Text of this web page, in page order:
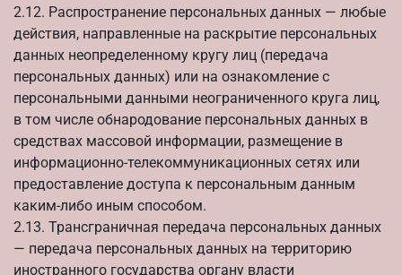
2.12. Распространение персональных данных — любые
действия, направленные на раскрытие персональных
данных неопределенному кругу лиц (передача
персональных данных) или на ознакомление с
персональными данными неограниченного круга лиц,
в том числе обнародование персональных данных в
средствах массовой информации, размещение в
информационно-телекоммуникационных сетях или
предоставление доступа к персональным данным
каким-либо иным способом.
2.13. Трансграничная передача персональных данных
— передача персональных данных на территорию
иностранного государства органу власти